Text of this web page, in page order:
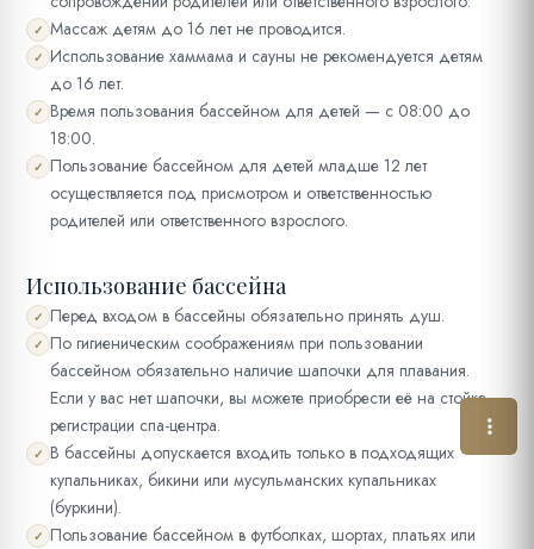
✓ Массаж детям до 16 лет не проводится.
✓ Использование хаммама и сауны не рекомендуется детям
до 16 лет.
✓ Время пользования бассейном для детей — с 08:00 до
18:00.
✓ Пользование бассейном для детей младше 12 лет
осуществляется под присмотром и ответственностью
родителей или ответственного взрослого.
Использование бассейна
✓ Перед входом в бассейны обязательно принять душ.
✓ По гигиеническим соображениям при пользовании
бассейном обязательно наличие шапочки для плавания.
Если у вас нет шапочки, вы можете приобрести её на стойке
регистрации спа-центра.
✓ В бассейны допускается входить только в подходящих
купальниках, бикини или мусульманских купальниках
(буркини).
✓ Пользование бассейном в футболках, шортах, платьях или